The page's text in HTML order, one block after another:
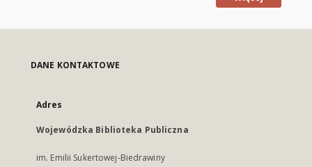
DANE KONTAKTOWE
Adres
Wojewódzka Biblioteka Publiczna
im. Emilii Sukertowej-Biedrawiny